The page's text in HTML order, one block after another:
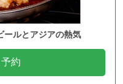
ールとアジアの熱気
約